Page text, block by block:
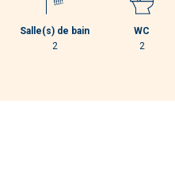
Salle(s) de bain
2
WC
2